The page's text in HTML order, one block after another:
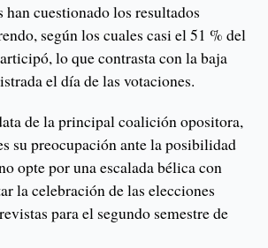
cuestionado los resultados
según los cuales casi el 51 % del
lo que contrasta con la baja
el día de las votaciones.
de la principal coalición opositora,
su preocupación ante la posibilidad
opte por una escalada bélica con
la celebración de las elecciones
para el segundo semestre de